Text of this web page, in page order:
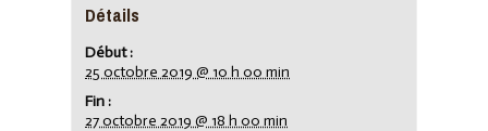
Détails
Début :
25 octobre 2019 @ 10 h 00 min
Fin :
27 octobre 2019 @ 18 h 00 min